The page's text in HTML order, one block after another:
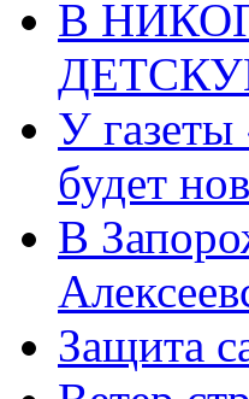
В
У газеты
будет
В
Защита